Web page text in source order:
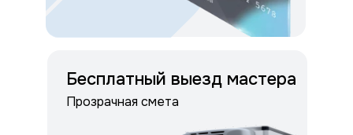
Бесплатный выезд мастера
Прозрачная смета